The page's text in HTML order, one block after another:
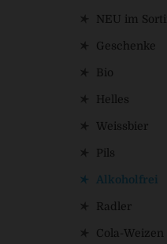
NEU im
Geschenke
Bio
Helles
Weissbier
Pils
Alkoholfrei
Radler
Cola-Weizen